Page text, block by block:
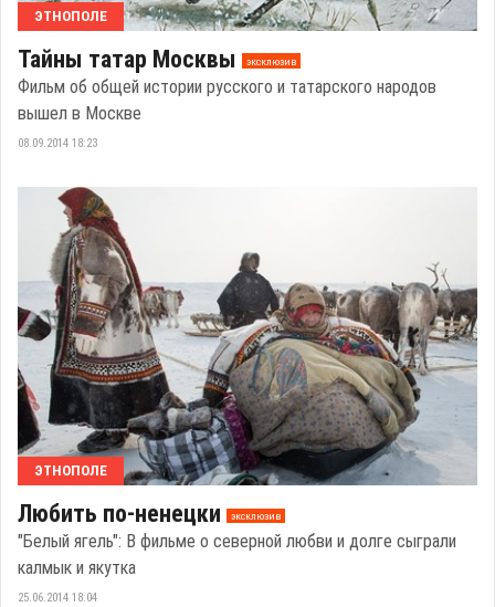
ЭТНОПОЛЕ
Тайны татар Москвы эксклюзив
Фильм об общей истории русского и татарского народов
вышел в Москве
08.09.2014 18:23
ЭТНОПОЛЕ
Любить по-ненецки эксклюзив
"Белый ягель": В фильме о северной любви и долге сыграли
калмык и якутка
25.06.2014 18:04